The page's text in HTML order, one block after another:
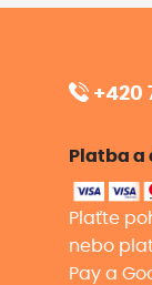
+420
Platba a
Plaťte
nebo
Pay a